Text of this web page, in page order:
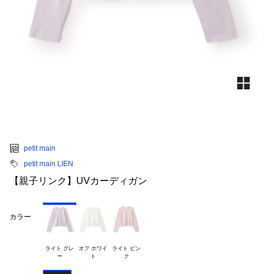
petit main
petit main LIEN
【親子リンク】UVカーディガン
カラー
ライト グレ
ー
オフ ホワイ
ライト ピン